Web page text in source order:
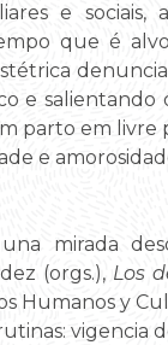
e
que é
e salientando
parto em livre
e
una mirada
(orgs.), Los
Humanos y